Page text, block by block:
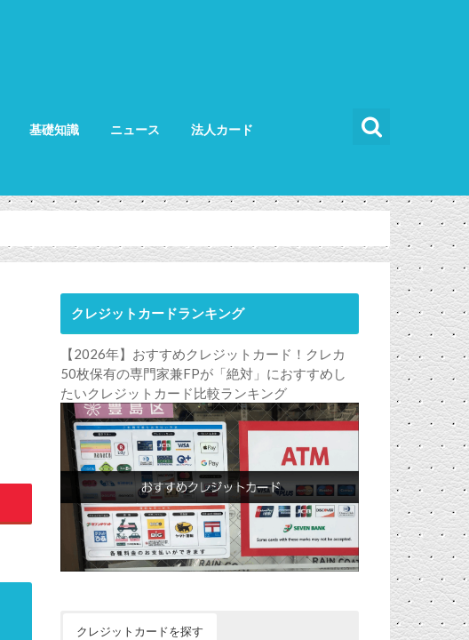
基礎知識 ニュース 法人カード
クレジットカードランキング
【2026年】おすすめクレジットカード！クレカ
50枚保有の専門家兼FPが「絶対」におすすめし
たいクレジットカード比較ランキング
クレジットカードを探す